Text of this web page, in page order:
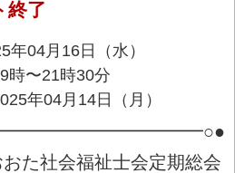
終了
年04月16日（水）
時〜21時30分
年04月14日（月）
た社会福祉士会定期総会